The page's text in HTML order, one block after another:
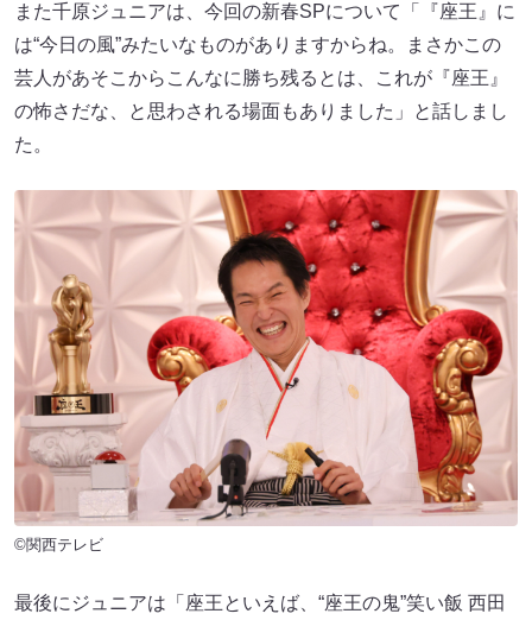
また千原ジュニアは、今回の新春SPについて「『座王』に
は“今日の風”みたいなものがありますからね。まさかこの
芸人があそこからこんなに勝ち残るとは、これが『座王』
の怖さだな、と思わされる場面もありました」と話しまし
た。
©関西テレビ
最後にジュニアは「座王といえば、“座王の鬼”笑い飯 西田